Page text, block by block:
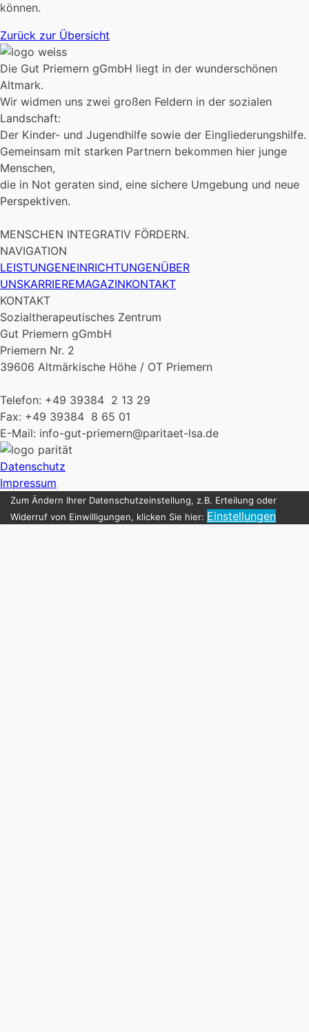
können.
Zurück zur Übersicht
Die Gut Priemern gGmbH liegt in der wunderschönen
Altmark.
Wir widmen uns zwei großen Feldern in der sozialen
Landschaft:
Der Kinder- und Jugendhilfe sowie der Eingliederungshilfe.
Gemeinsam mit starken Partnern bekommen hier junge
Menschen,
die in Not geraten sind, eine sichere Umgebung und neue
Perspektiven.
MENSCHEN INTEGRATIV FÖRDERN.
NAVIGATION
LEISTUNGENEINRICHTUNGENÜBER
UNSKARRIEREMAGAZINKONTAKT
KONTAKT
Sozialtherapeutisches Zentrum
Gut Priemern gGmbH
Priemern Nr. 2
39606 Altmärkische Höhe / OT Priemern
Telefon: +49 39384 2 13 29
Fax: +49 39384 8 65 01
E-Mail: info-gut-priemern@paritaet-lsa.de
Datenschutz
Impressum
Zum Ändern Ihrer Datenschutzeinstellung, z.B. Erteilung oder
Widerruf von Einwilligungen, klicken Sie hier: Einstellungen